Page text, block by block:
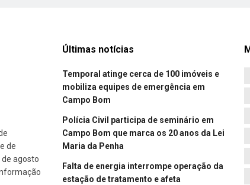
de
agosto
Últimas notícias
Temporal atinge cerca de 100 imóveis e
mobiliza equipes de emergência em
Campo Bom
Polícia Civil participa de seminário em
Campo Bom que marca os 20 anos da Lei
Maria da Penha
Falta de energia interrompe operação da
estação de tratamento e afeta